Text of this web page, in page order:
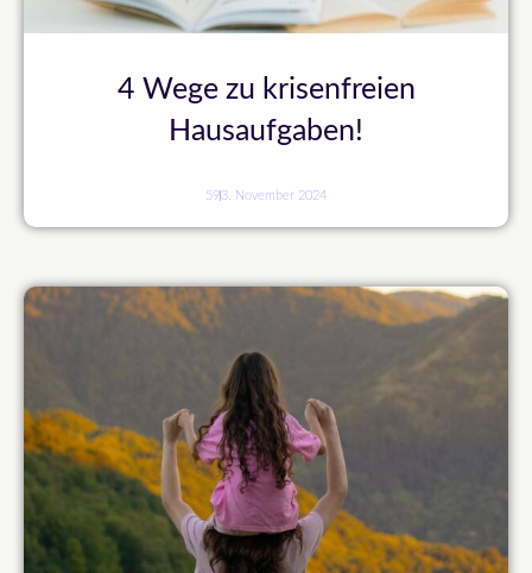
4 Wege zu krisenfreien
Hausaufgaben!
593. November 2024